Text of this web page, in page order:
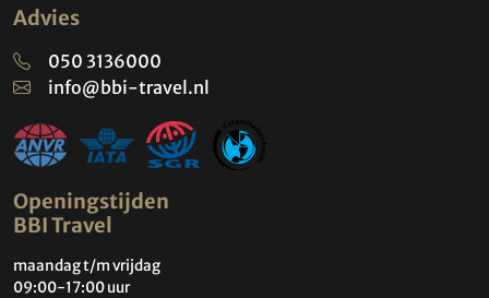
Advies
050 3136000
info@bbi-travel.nl
Openingstijden
BBI Travel
maandag t/m vrijdag
09:00-17:00 uur